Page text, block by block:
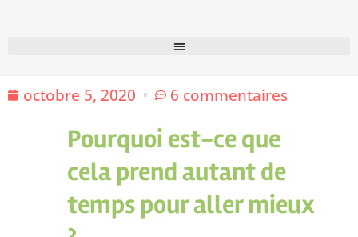
octobre 5, 2020 6 commentaires
Pourquoi est-ce que
cela prend autant de
temps pour aller mieux